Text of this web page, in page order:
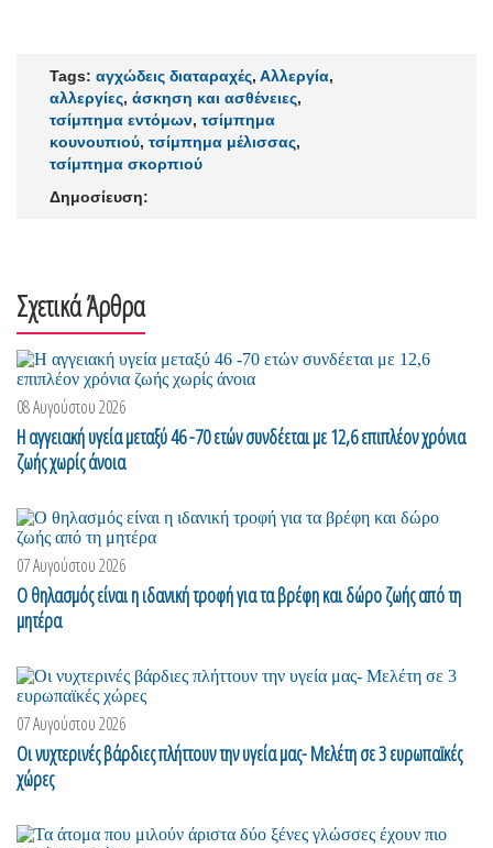
Tags: αγχώδεις διαταραχές, Αλλεργία,
αλλεργίες, άσκηση και ασθένειες,
τσίμπημα εντόμων, τσίμπημα
κουνουπιού, τσίμπημα μέλισσας,
τσίμπημα σκορπιού
Δημοσίευση:
Σχετικά Άρθρα
08 Αυγούστου 2026
H αγγειακή υγεία μεταξύ 46 -70 ετών συνδέεται με 12,6 επιπλέον χρόνια
ζωής χωρίς άνοια
07 Αυγούστου 2026
Ο θηλασμός είναι η ιδανική τροφή για τα βρέφη και δώρο ζωής από τη
μητέρα
07 Αυγούστου 2026
Οι νυχτερινές βάρδιες πλήττουν την υγεία μας- Μελέτη σε 3 ευρωπαϊκές
χώρες